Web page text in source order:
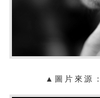
▲ 圖片來源：